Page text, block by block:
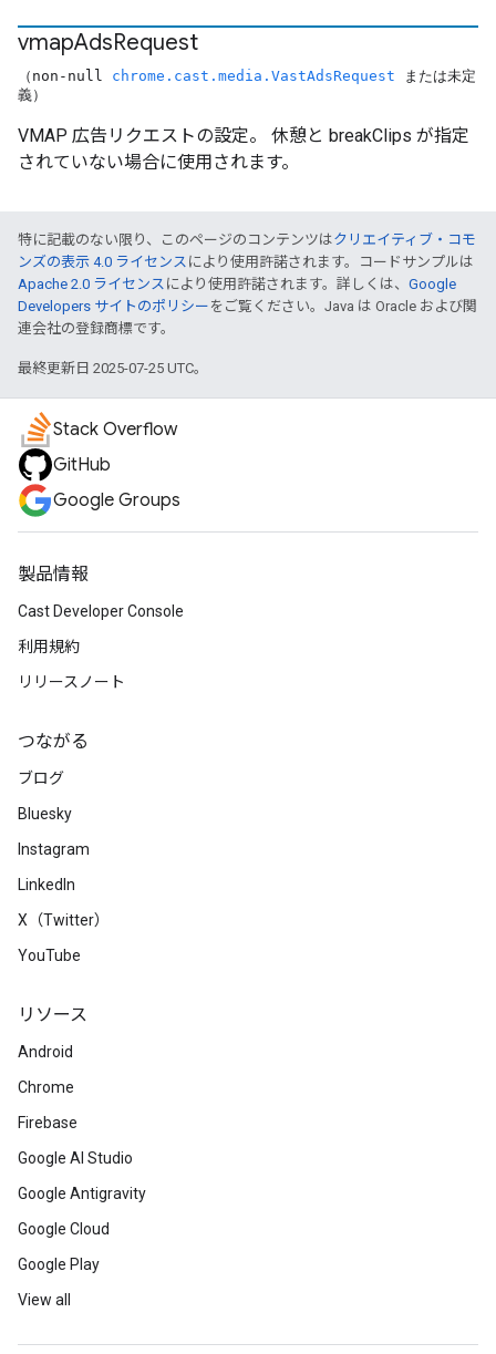
vmapAdsRequest
（non-null chrome.cast.media.VastAdsRequest または未定
義）
VMAP 広告リクエストの設定。 休憩と breakClips が指定
されていない場合に使用されます。
特に記載のない限り、このページのコンテンツはクリエイティブ・コモ
ンズの表示 4.0 ライセンス により使用許諾されます。コードサンプルは
Apache 2.0 ライセンス により使用許諾されます。詳しくは、 Google
Developers サイトのポリシー をご覧ください。Java は Oracle および関
連会社の登録商標です。
最終更新日 2025-07-25 UTC。
Stack Overflow
GitHub
Google Groups
製品情報
Cast Developer Console
利用規約
リリースノート
つながる
ブログ
Bluesky
Instagram
LinkedIn
X（Twitter）
YouTube
リソース
Android
Chrome
Firebase
Google AI Studio
Google Antigravity
Google Cloud
Google Play
View all